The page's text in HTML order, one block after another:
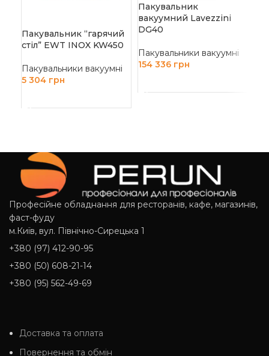
Пакувальник “гарячий
стіл” EWT INOX KW450
Пакувальники вакуумні
5 304 грн
Пакувальник
вакуумний Lavezzini
DG40
Пакувальники вакуумні
154 336 грн
Професійне обладнання для ресторанів, кафе, магазинів,
фаст-фуду
м.Київ, вул. Північно-Сирецька 1
+380 (97) 412-90-95
+380 (50) 608-21-14
+380 (95) 562-49-69
Доставка та оплата
Повернення та обмін